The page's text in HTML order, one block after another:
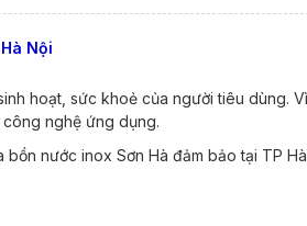
Nội
hoạt, sức khoẻ của người tiêu dùng.
nghệ ứng dụng.
nước inox Sơn Hà đảm bảo tại TP